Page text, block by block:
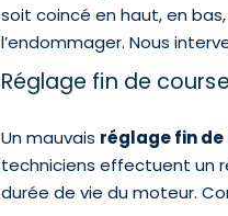
soit coincé en haut, en
l’endommager. Nous
Réglage fin de
Un mauvais réglage fin
techniciens effectuent un
durée de vie du moteur.